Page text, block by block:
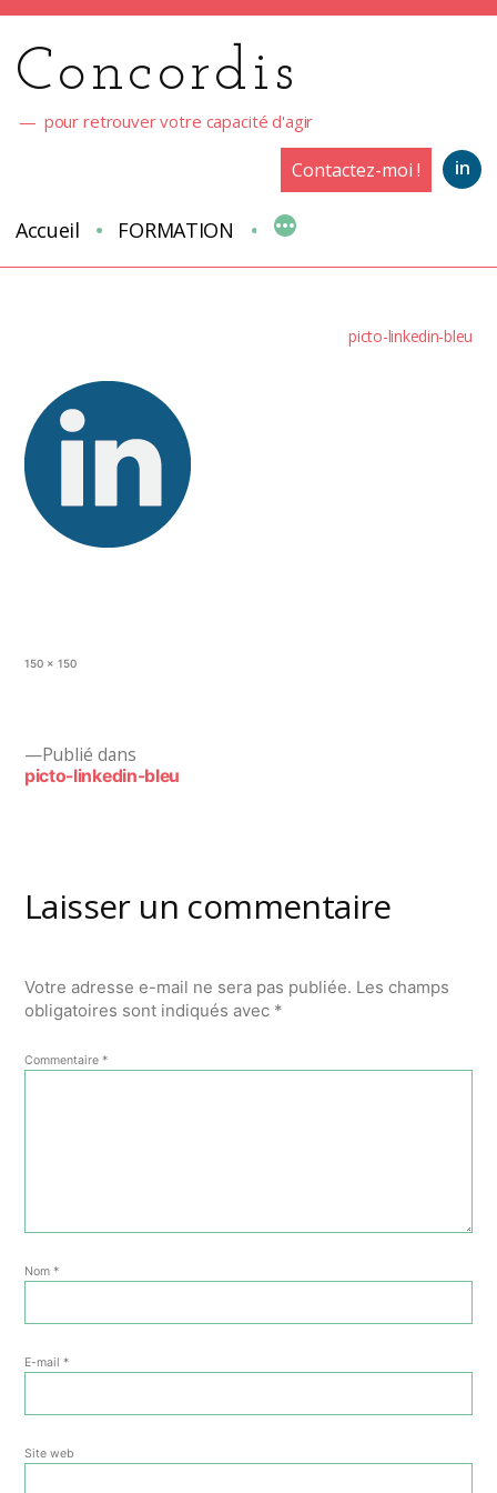
contenu
Concordis
pour retrouver votre capacité d'agir
in
Contactez-moi !
Accueil FORMATION
picto-linkedin-bleu
Taille
150 × 150
Navigation
Publié dans
picto-linkedin-bleu
Laisser un commentaire
Votre adresse e-mail ne sera pas publiée. Les champs
obligatoires sont indiqués avec *
Commentaire *
Nom *
E-mail *
Site web